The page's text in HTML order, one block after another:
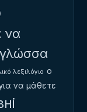
να
γλώσσα
λεξιλόγιο ο
να μάθετε